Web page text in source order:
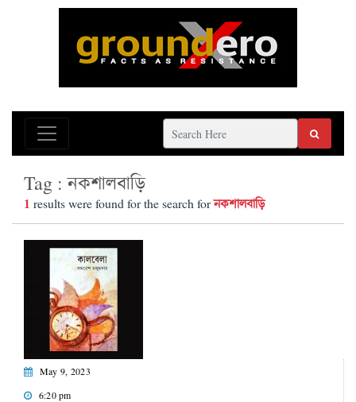
Tag : নকশালবাড়ি
1 results were found for the search forনকশালবাড়ি
May 9, 2023
6:20 pm